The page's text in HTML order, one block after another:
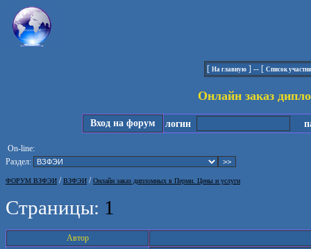
[ На главную ] -- [ Список
Онлайн заказ
Вход на форум логин
On-line:
Раздел:
ФОРУМ ВЗФЭИ /ВЗФЭИ /Онлайн заказ дипломных в Перми. Цены и услуги
Страницы: 1
Автор